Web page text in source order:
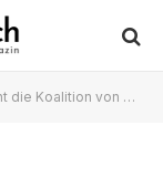
von Michael Kretschmer zusammen?